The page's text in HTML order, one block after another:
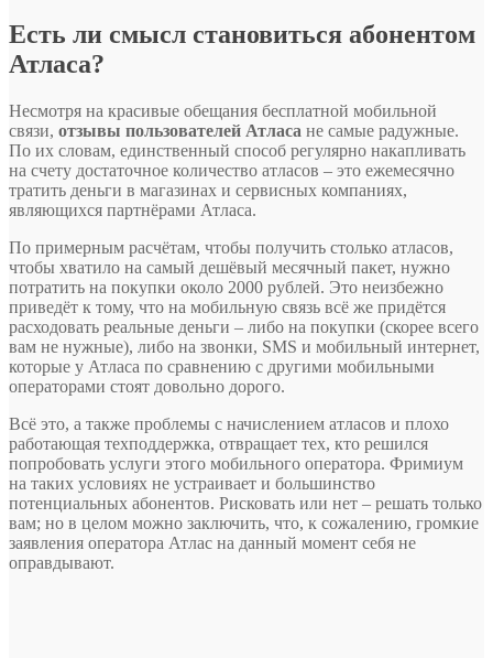
Есть ли смысл становиться абонентом
Атласа?
Несмотря на красивые обещания бесплатной мобильной
связи, отзывы пользователей Атласа не самые радужные.
По их словам, единственный способ регулярно накапливать
на счету достаточное количество атласов – это ежемесячно
тратить деньги в магазинах и сервисных компаниях,
являющихся партнёрами Атласа.
По примерным расчётам, чтобы получить столько атласов,
чтобы хватило на самый дешёвый месячный пакет, нужно
потратить на покупки около 2000 рублей. Это неизбежно
приведёт к тому, что на мобильную связь всё же придётся
расходовать реальные деньги – либо на покупки (скорее всего
вам не нужные), либо на звонки, SMS и мобильный интернет,
которые у Атласа по сравнению с другими мобильными
операторами стоят довольно дорого.
Всё это, а также проблемы с начислением атласов и плохо
работающая техподдержка, отвращает тех, кто решился
попробовать услуги этого мобильного оператора. Фримиум
на таких условиях не устраивает и большинство
потенциальных абонентов. Рисковать или нет – решать только
вам; но в целом можно заключить, что, к сожалению, громкие
заявления оператора Атлас на данный момент себя не
оправдывают.